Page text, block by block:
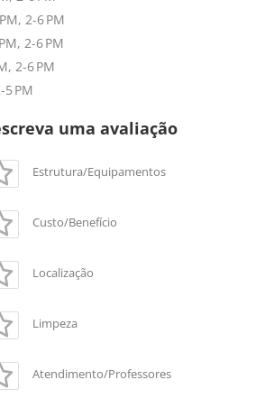
2-6 PM
2-6 PM
2-6 PM
5 PM
uma avaliação
Estrutura/Equipamentos
Custo/Benefício
Localização
Limpeza
Atendimento/Professores